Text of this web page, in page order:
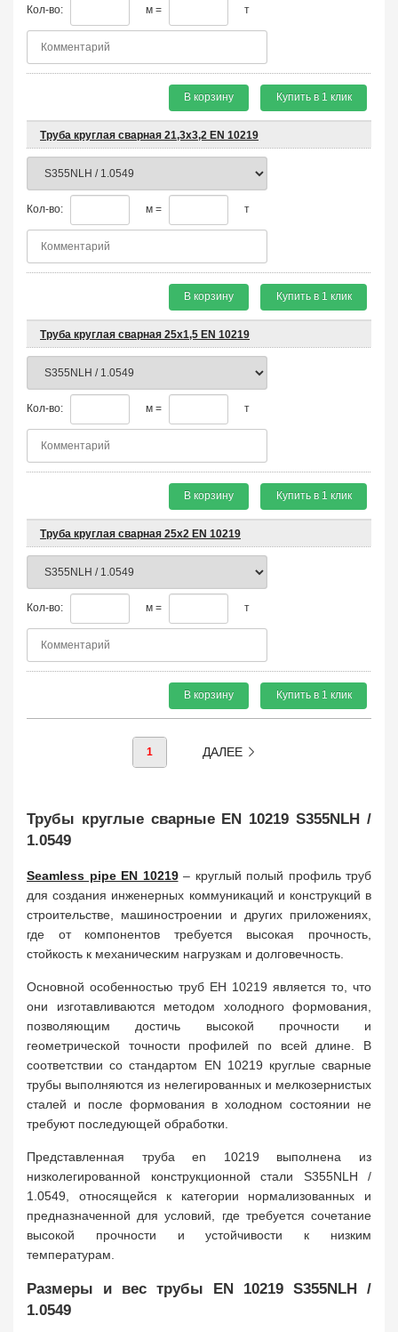
Кол-во: м = т
В корзину Купить в 1 клик
Труба круглая сварная 21,3х3,2 EN 10219
Кол-во: м = т
В корзину Купить в 1 клик
Труба круглая сварная 25х1,5 EN 10219
Кол-во: м = т
В корзину Купить в 1 клик
Труба круглая сварная 25х2 EN 10219
Кол-во: м = т
В корзину Купить в 1 клик
1 ДАЛЕЕ
Трубы круглые сварные EN 10219 S355NLH /
1.0549
Seamless pipe EN 10219– круглый полый профиль труб
для создания инженерных коммуникаций и конструкций в
строительстве, машиностроении и других приложениях,
где от компонентов требуется высокая прочность,
стойкость к механическим нагрузкам и долговечность.
Основной особенностью труб ЕН 10219 является то, что
они изготавливаются методом холодного формования,
позволяющим достичь высокой прочности и
геометрической точности профилей по всей длине. В
соответствии со стандартом EN 10219 круглые сварные
трубы выполняются из нелегированных и мелкозернистых
сталей и после формования в холодном состоянии не
требуют последующей обработки.
Представленная труба en 10219 выполнена из
низколегированной конструкционной стали S355NLH /
1.0549, относящейся к категории нормализованных и
предназначенной для условий, где требуется сочетание
высокой прочности и устойчивости к низким
температурам.
Размеры и вес трубы EN 10219 S355NLH /
1.0549